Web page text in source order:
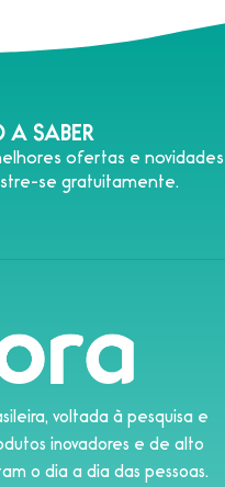
A SABER
ofertas e
se gratuitamente.
voltada à pesquisa e
inovadores e de alto
o dia a dia das pessoas.